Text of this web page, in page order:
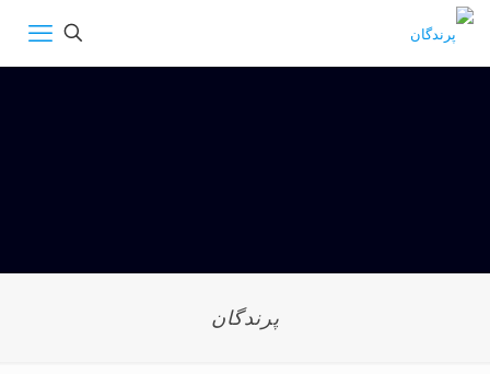
پرندگان